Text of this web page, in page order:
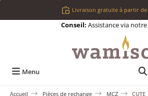
Passer au contenu principalLivraison gratuite à partir de
Conseil: Assistance via notre
Menu
Accueil Pièces de rechange MCZ CUTE